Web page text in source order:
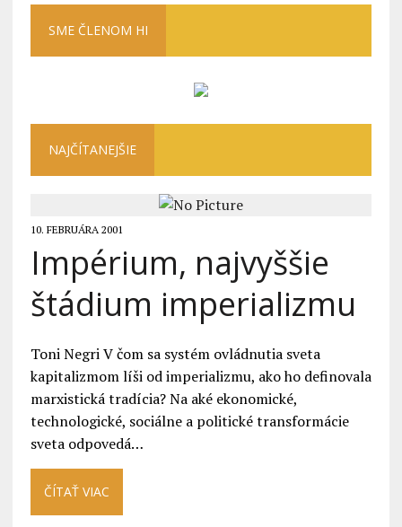
SME ČLENOM HI
NAJČÍTANEJŠIE
10. FEBRUÁRA 2001
Impérium, najvyššie
štádium imperializmu
Toni Negri V čom sa systém ovládnutia sveta
kapitalizmom líši od imperializmu, ako ho definovala
marxistická tradícia? Na aké ekonomické,
technologické, sociálne a politické transformácie
sveta odpovedá…
ČÍTAŤ VIAC